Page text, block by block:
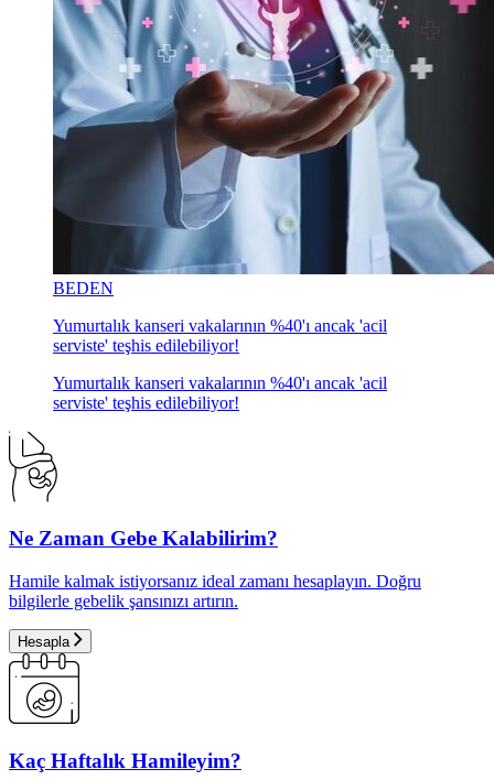
BEDEN
Yumurtalık kanseri vakalarının %40'ı ancak 'acil
serviste' teşhis edilebiliyor!
Yumurtalık kanseri vakalarının %40'ı ancak 'acil
serviste' teşhis edilebiliyor!
Ne Zaman Gebe Kalabilirim?
Hamile kalmak istiyorsanız ideal zamanı hesaplayın. Doğru
bilgilerle gebelik şansınızı artırın.
Hesapla
Kaç Haftalık Hamileyim?